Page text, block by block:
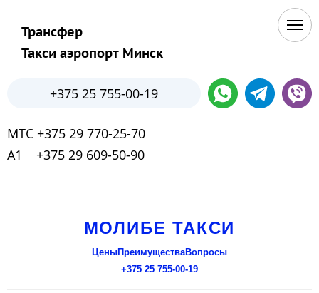
Трансфер
Такси аэропорт Минск
+375 25 755-00-19
МТС +375 29 770-25-70
А1 +375 29 609-50-90
МОЛИБЕ ТАКСИ
ЦеныПреимуществаВопросы
+375 25 755-00-19